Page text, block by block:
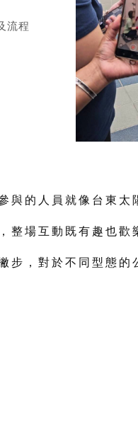
流程
與的人員就像台東太
整場互動既有趣也歡
步，對於不同型態的